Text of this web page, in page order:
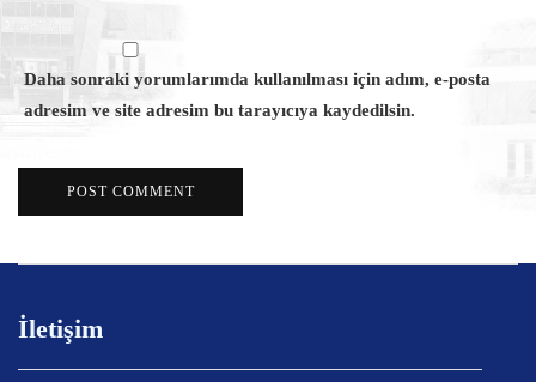
Daha sonraki yorumlarımda kullanılması için adım, e-posta
adresim ve site adresim bu tarayıcıya kaydedilsin.
İletişim